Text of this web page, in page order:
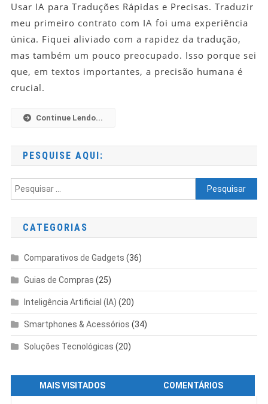
De
Usar
IA
Traduções
Rápidas
Usar IA para Traduções Rápidas e Precisas. Traduzir
meu primeiro contrato com IA foi uma experiência
única. Fiquei aliviado com a rapidez da tradução,
mas também um pouco preocupado. Isso porque sei
que, em textos importantes, a precisão humana é
crucial.
Continue Lendo...
PESQUISE AQUI:
Pesquisar
por:
CATEGORIAS
Comparativos de Gadgets (36)
Guias de Compras (25)
Inteligência Artificial (IA) (20)
Smartphones & Acessórios (34)
Soluções Tecnológicas (20)
MAIS VISITADOS COMENTÁRIOS